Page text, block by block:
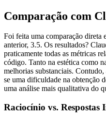
Comparação com
Foi feita uma comparação direta
anterior, 3.5. Os resultados?
praticamente todas as métricas
código. Tanto na estética como
melhorias substanciais.
se uma dificuldade na obtenção
uma análise mais qualitativa do
Raciocínio vs. Respostas